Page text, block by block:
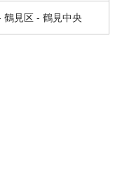
鶴見区 - 鶴見中央